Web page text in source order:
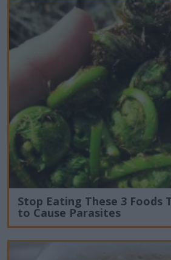
Stop Eating These 3 Foods
to Cause Parasites